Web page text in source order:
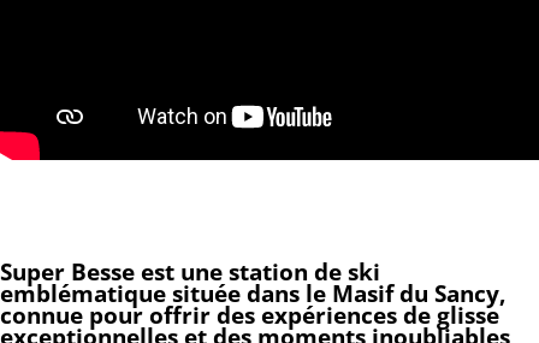
Super Besse est une station de ski
emblématique située dans le Masif du Sancy,
connue pour offrir des expériences de glisse
exceptionnelles et des moments inoubliables